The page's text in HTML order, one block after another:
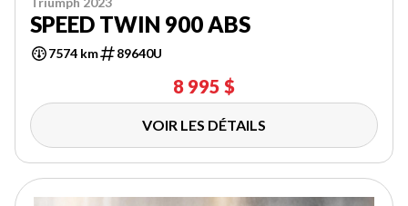
SPEED TWIN 900 ABS
7574 km 89640U
8 995 $
VOIR LES DÉTAILS